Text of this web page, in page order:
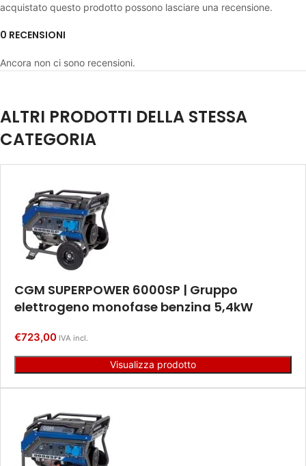
0 RECENSIONI
Ancora non ci sono recensioni.
acquistato questo prodotto possono lasciare una recensione.
ALTRI PRODOTTI DELLA STESSA
CATEGORIA
CGM SUPERPOWER 6000SP | Gruppo
elettrogeno monofase benzina 5,4kW
€723,00 IVA incl.
Visualizza prodotto